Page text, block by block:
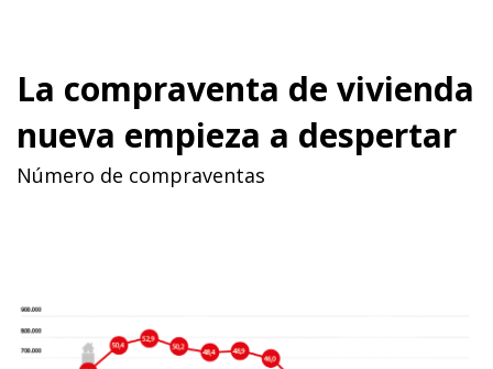
La compraventa de vivienda
nueva empieza a despertar
Número de compraventas